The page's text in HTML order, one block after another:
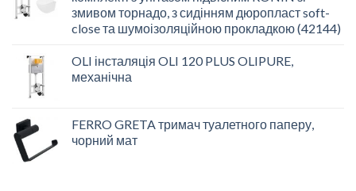
змивом торнадо, з сидінням дюропласт soft-
close та шумоізоляційною прокладкою (42144)
OLI інсталяція OLI 120 PLUS OLIPURE,
механічна
FERRO GRETA тримач туалетного паперу,
чорний мат